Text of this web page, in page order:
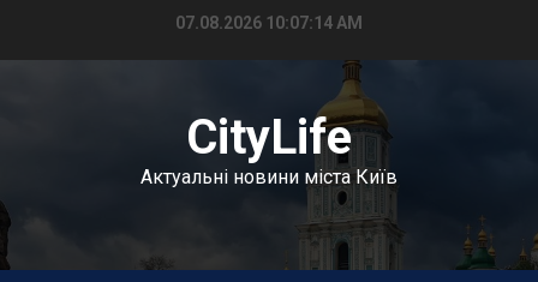
07.08.2026 10:07:15 AM
CityLife
Актуальні новини міста Київ